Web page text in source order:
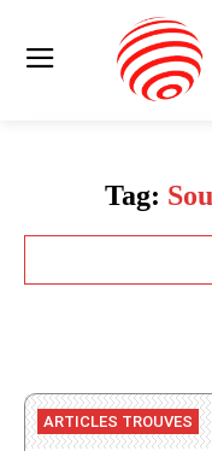
Tag:
ARTICLES TROUVES